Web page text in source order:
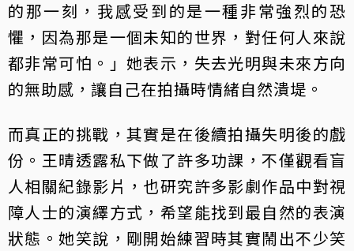
的那一刻，我感受到的是一種非常強烈的恐
懼，因為那是一個未知的世界，對任何人來說
都非常可怕。」她表示，失去光明與未來方向
的無助感，讓自己在拍攝時情緒自然潰堤。
而真正的挑戰，其實是在後續拍攝失明後的戲
份。王晴透露私下做了許多功課，不僅觀看盲
人相關紀錄影片，也研究許多影劇作品中對視
障人士的演繹方式，希望能找到最自然的表演
狀態。她笑說，剛開始練習時其實鬧出不少笑